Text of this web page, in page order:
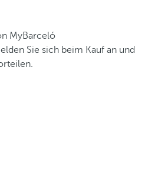
MyBarceló
Sie sich beim Kauf an und